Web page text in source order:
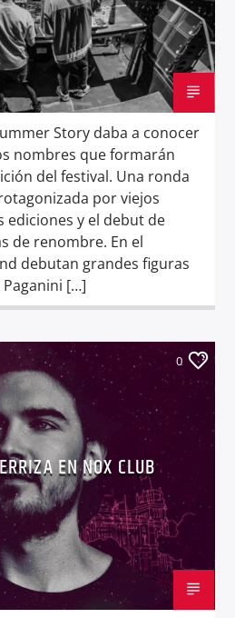
Story daba a conocer
nombres que formarán
del festival. Una ronda
por viejos
y el debut de
de renombre. En el
debutan grandes figuras
[…]
0
EN NOX CLUB